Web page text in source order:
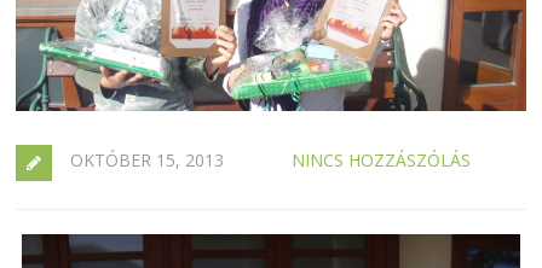
OKTÓBER 15, 2013 NINCS HOZZÁSZÓLÁS